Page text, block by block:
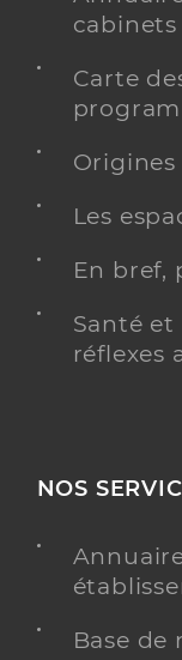
cabinets
Carte
Les
En bref,
Santé
réflexes
NOS
Base de